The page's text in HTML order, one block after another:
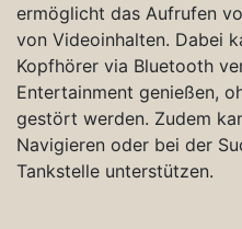
ermöglicht das Aufrufen
von Videoinhalten. Dabei
Kopfhörer via Bluetooth
Entertainment genießen,
gestört werden. Zudem
Navigieren oder bei der
Tankstelle unterstützen.